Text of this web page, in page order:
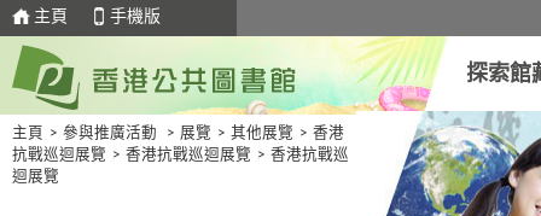
主頁 手機版
探索館
主頁 > 參與推廣活動 > 展覽 > 其他展覽 > 香港
抗戰巡迴展覽 > 香港抗戰巡迴展覽 > 香港抗戰巡
迴展覽